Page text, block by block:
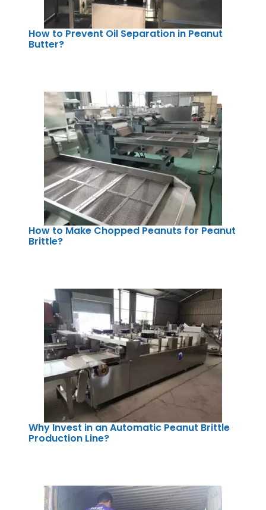
How to Prevent Oil Separation in Peanut
Butter?
How to Make Chopped Peanuts for Peanut
Brittle?
Why Invest in an Automatic Peanut Brittle
Production Line?